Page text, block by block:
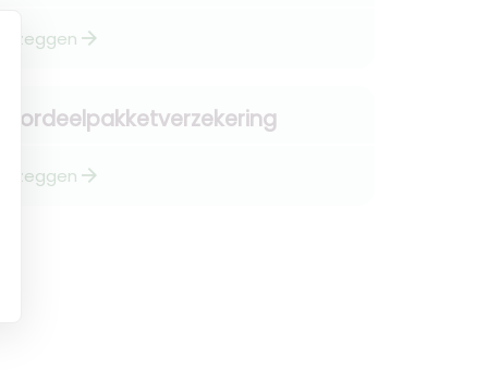
Opzeggen arrow_forward
Voordeelpakketverzekering
Opzeggen arrow_forward